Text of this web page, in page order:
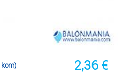
2,36 €